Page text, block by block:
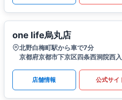
one life烏丸店
北野白梅町駅から車で7分
京都府京都市下京区四条西洞院西
店舗情報 公式サイ